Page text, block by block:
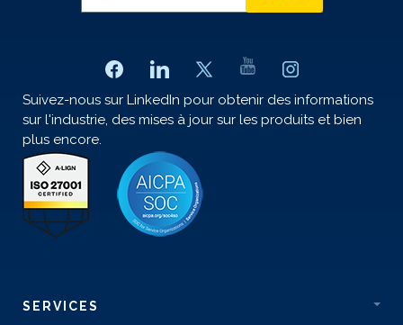
Suivez-nous sur LinkedIn pour obtenir des informations
sur l'industrie, des mises à jour sur les produits et bien
plus encore.
SERVICES